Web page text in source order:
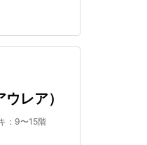
レア）
：9〜15階